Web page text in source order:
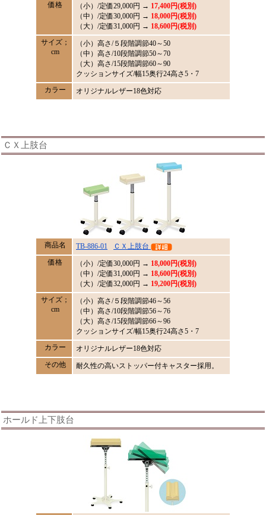
価格
（小）/定価29,000円 → 17,400円(税別)
（中）/定価30,000円 → 18,000円(税別)
（大）/定価31,000円 → 18,600円(税別)
サイズ；
cm
（小）高さ/５段階調節40～50
（中）高さ/10段階調節50～70
（大）高さ/15段階調節60～90
クッションサイズ/幅15奥行24高さ5・7
カラー
オリジナルレザー18色対応
ＣＸ上肢台
商品名 TB-886-01
ＣＸ上肢台
価格
（小）/定価30,000円 → 18,000円(税別)
（中）/定価31,000円 → 18,600円(税別)
（大）/定価32,000円 → 19,200円(税別)
サイズ；
cm
（小）高さ/５段階調節46～56
（中）高さ/10段階調節56～76
（大）高さ/15段階調節66～96
クッションサイズ/幅15奥行24高さ5・7
カラー
オリジナルレザー18色対応
その他
耐久性の高いストッパー付キャスター採用。
ホールド上下肢台